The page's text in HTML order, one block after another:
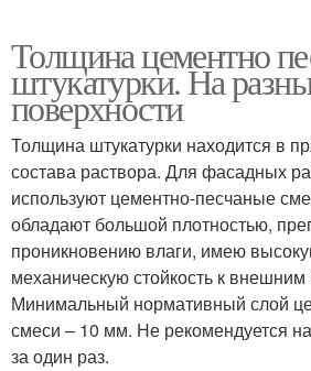
Толщина цементно
штукатурки. На
поверхности
Толщина штукатурки находится в
состава раствора. Для фасадных
используют цементно-песчаные
обладают большой плотностью,
проникновению влаги, имею
механическую стойкость к
Минимальный нормативный слой
смеси – 10 мм. Не рекомендуется
за один раз.